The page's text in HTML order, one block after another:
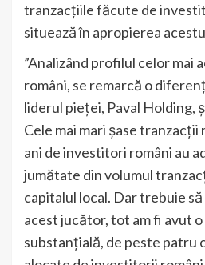
tranzacțiile făcute de
situează în apropierea
”Analizând profilul celor mai
români, se remarcă o
liderul pieței, Paval Holding,
Cele mai mari șase
ani de investitori români au
jumătate din volumul
capitalul local. Dar trebuie
acest jucător, tot am fi avut
substanțială, de peste patru